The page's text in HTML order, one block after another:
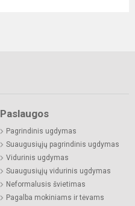
Paslaugos
Pagrindinis ugdymas
Suaugusiųjų pagrindinis ugdymas
Vidurinis ugdymas
Suaugusiųjų vidurinis ugdymas
Neformalusis švietimas
Pagalba mokiniams ir tėvams